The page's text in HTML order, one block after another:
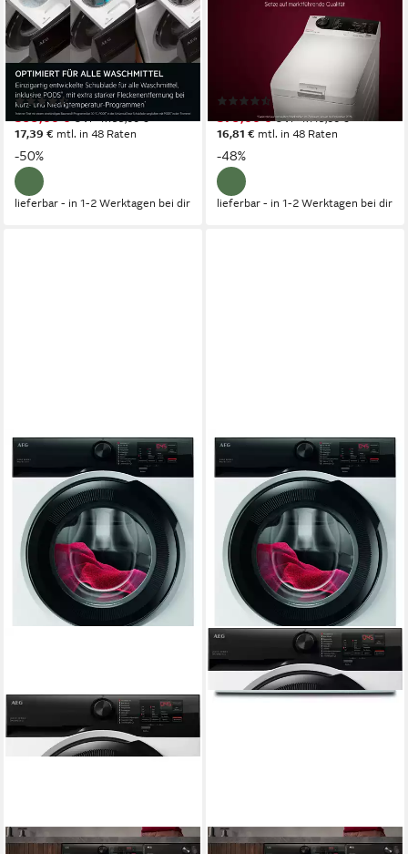
914501653
10 kg Kapazität Waschen
75 dB(A) Betriebsgeräusch
1400 U/min Schleuderdrehzahl
Produktdatenblatt
(50)
599,00 € UVP1.199,00 €
17,39 € mtl. in 48 Raten
-50%
lieferbar - in 1-2 Werktagen bei dir
LTR6A60370
Kapazität Waschen
Betriebsgeräusch
1300 U/min Schleuderdrehzahl
Produktdatenblatt
(97)
579,00 € UVP1.119,00 €
16,81 € mtl. in 48 Raten
-48%
lieferbar - in 1-2 Werktagen bei dir
AEG AEG